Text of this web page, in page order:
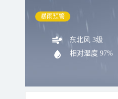
暴雨预警
东北风 3级
相对湿度 97%